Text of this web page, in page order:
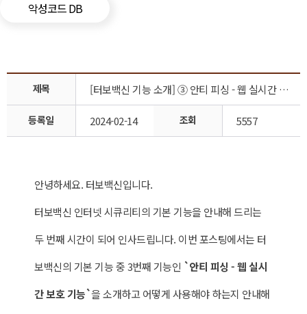
악성코드 DB
제목 [터보백신 기능 소개] ③ 안티 피싱 - 웹 실시간 보호 기능
등록일 2024-02-14 조회 5557
안녕하세요. 터보백신입니다.
터보백신 인터넷 시큐리티의 기본 기능을 안내해 드리는
두 번째 시간이 되어 인사드립니다. 이번 포스팅에서는 터
보백신의 기본 기능 중 3번째 기능인 `안티 피싱 - 웹 실시
간 보호 기능`을 소개하고 어떻게 사용해야 하는지 안내해